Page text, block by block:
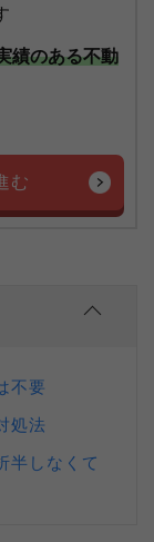
績のある不動
む
不要
処法
半しなくて